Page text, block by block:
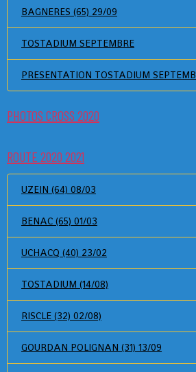
BAGNERES (65) 29/09
TOSTADIUM SEPTEMBRE
PRESENTATION TOSTADIUM SEPTEMB
PHOTOS CROSS 2020
ROUTE 2020 2021
UZEIN (64) 08/03
BENAC (65) 01/03
UCHACQ (40) 23/02
TOSTADIUM (14/08)
RISCLE (32) 02/08)
GOURDAN POLIGNAN (31) 13/09